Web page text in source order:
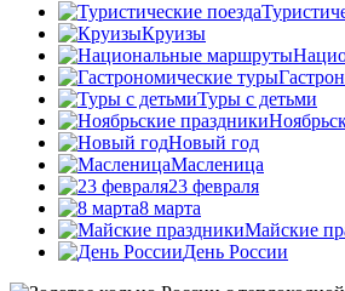
Круизы
Туры с детьми
Новый год
Масленица
23 февраля
8 марта
Майские
День России